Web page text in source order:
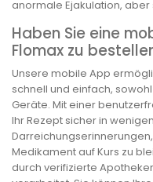
anormale Ejakulation, aber
Haben Sie eine
Flomax zu
Unsere mobile App
schnell und einfach,
Geräte. Mit einer
Ihr Rezept sicher in
Medikament auf Kurs zu
durch verifizierte